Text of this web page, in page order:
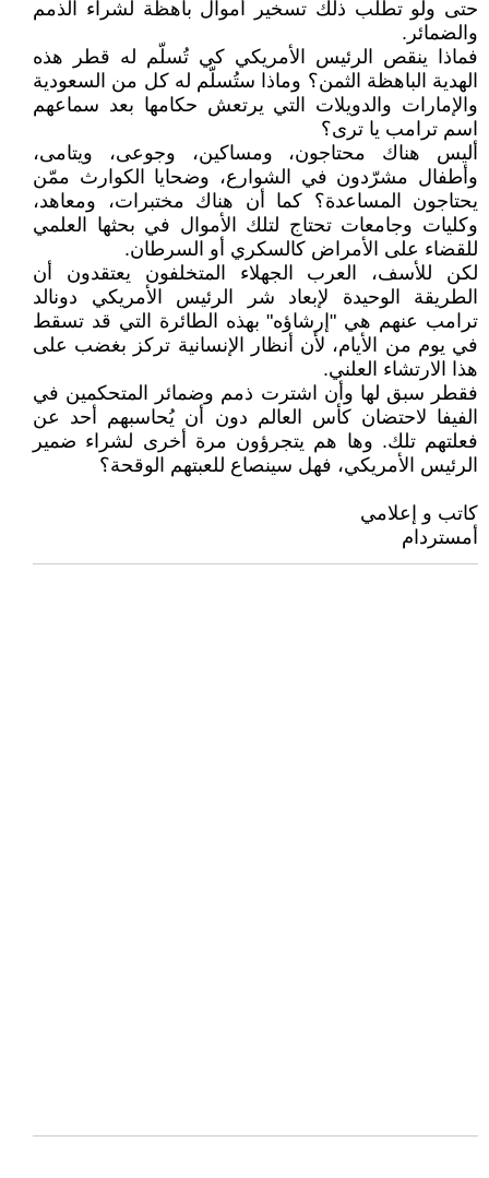
حتى ولو تطلّب ذلك تسخير أموال باهظة لشراء الذمم
والضمائر.
فماذا ينقص الرئيس الأمريكي كي تُسلّم له قطر هذه
الهدية الباهظة الثمن؟ وماذا ستُسلّم له كل من السعودية
والإمارات والدويلات التي يرتعش حكامها بعد سماعهم
اسم ترامب يا ترى؟
أليس هناك محتاجون، ومساكين، وجوعى، ويتامى،
وأطفال مشرّدون في الشوارع، وضحايا الكوارث ممّن
يحتاجون المساعدة؟ كما أن هناك مختبرات، ومعاهد،
وكليات وجامعات تحتاج لتلك الأموال في بحثها العلمي
للقضاء على الأمراض كالسكري أو السرطان.
لكن للأسف، العرب الجهلاء المتخلفون يعتقدون أن
الطريقة الوحيدة لإبعاد شر الرئيس الأمريكي دونالد
ترامب عنهم هي "إرشاؤه" بهذه الطائرة التي قد تسقط
في يوم من الأيام، لأن أنظار الإنسانية تركز بغضب على
هذا الارتشاء العلني.
فقطر سبق لها وأن اشترت ذمم وضمائر المتحكمين في
الفيفا لاحتضان كأس العالم دون أن يُحاسبهم أحد عن
فعلتهم تلك. وها هم يتجرؤون مرة أخرى لشراء ضمير
الرئيس الأمريكي، فهل سينصاع للعبتهم الوقحة؟
كاتب و إعلامي
أمستردام